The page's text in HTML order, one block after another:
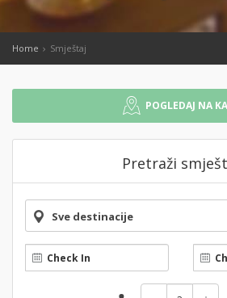
Home Smještaj
POGLEDAJ NA
Pretraži
Sve destinacije